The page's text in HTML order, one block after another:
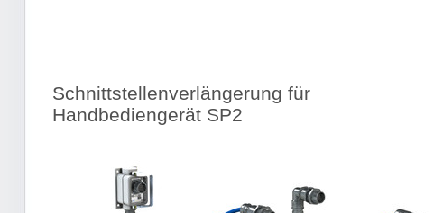
Schnittstellenverlängerung für
Handbediengerät SP2